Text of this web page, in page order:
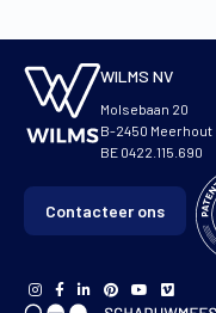
WILMS NV
Molsebaan 20
B-2450 Meerhout
BE 0422.115.690
Contacteer ons